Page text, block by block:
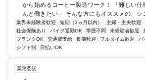
から始めるコーヒー製造ワーク！ 「難しい仕
んと働きたい」 そんな方にもオススメの、シ
業界未経験者歓迎 短期（3ヵ月以内） 主婦・主夫歓迎
社会保険あり
バイク通勤OK 学歴不問 未経験者歓迎
ブランクOK
交通費支給 長期歓迎 フルタイム歓迎
バ
シフト制
日払いOK
業務委託